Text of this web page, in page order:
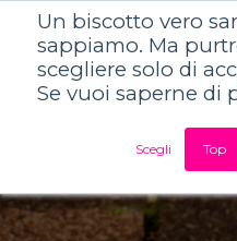
Un biscotto vero
sappiamo. Ma
scegliere solo di
Se vuoi saperne di
Scegli Top